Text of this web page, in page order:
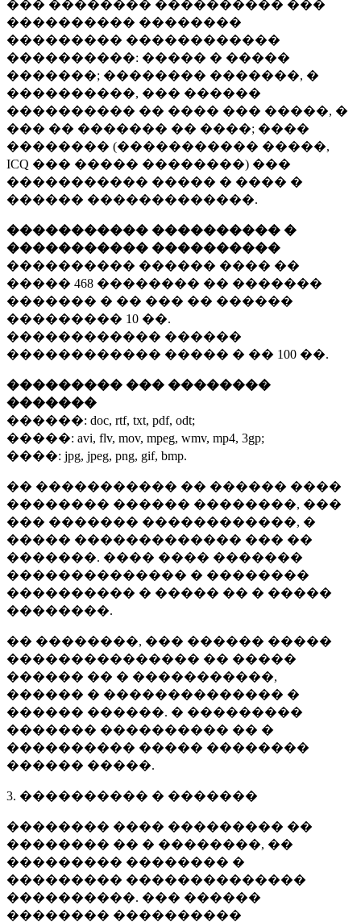
��� �������� ���������� ���
���������� ��������
��������� ������������
����������: ����� � �����
�������; �������� �������, �
����������, ��� ������
���������� �� ���� ��� �����, �
��� �� ������� �� ����; ����
�������� (����������� �����,
ICQ ��� ����� ��������) ���
����������� ����� � ���� �
������ �������������.
����������� ���������� �
����������� ����������
���������� ������ ���� ��
����� 468 �������� �� �������
������� � �� ��� �� ������
��������� 10 ��.
������������ ������
������������ ����� � �� 100 ��.
��������� ��� ��������
�������
������: doc, rtf, txt, pdf, odt;
�����: avi, flv, mov, mpeg, wmv, mp4, 3gp;
����: jpg, jpeg, png, gif, bmp.
�� ����������� �� ������ ����
�������� ������ ��������, ���
��� ������� ������������, �
����� ������������� ��� ��
�������. ���� ���� �������
�������������� � ��������
���������� � ����� �� � �����
��������.
�� ��������, ��� ������ �����
��������������� �� �����
������ �� � �����������,
������ � �������������� �
������ ������. � ���������
������� ���������� �� �
���������� ����� ��������
������ �����.
3. ���������� � �������
�������� ���� ��������� ��
�������� �� � ��������, ��
��������� �������� �
��������� ��������������
����������. ��� ������
�������� ����������